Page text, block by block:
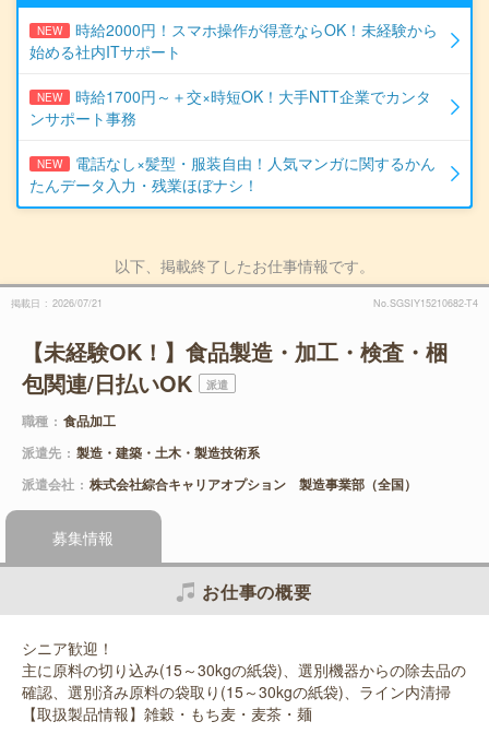
NEW
時給2000円！スマホ操作が得意ならOK！未経験から
始める社内ITサポート
NEW
時給1700円～＋交×時短OK！大手NTT企業でカンタ
ンサポート事務
NEW
電話なし×髪型・服装自由！人気マンガに関するかん
たんデータ入力・残業ほぼナシ！
以下、掲載終了したお仕事情報です。
掲載日 2026/07/21 No.SGSIY15210682-T4
【未経験OK！】食品製造・加工・検査・梱
包関連/日払いOK
派遣
職種
食品加工
派遣先
製造・建築・土木・製造技術系
派遣会社
株式会社綜合キャリアオプション 製造事業部（全国）
募集情報
お仕事の概要
シニア歓迎！
主に原料の切り込み(15～30kgの紙袋)、選別機器からの除去品の
確認、選別済み原料の袋取り(15～30kgの紙袋)、ライン内清掃
【取扱製品情報】雑穀・もち麦・麦茶・麺